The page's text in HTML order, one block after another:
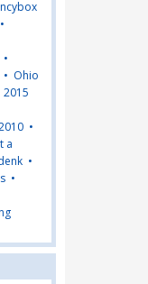
•
•
• Ohio
2015
•
a
•
•